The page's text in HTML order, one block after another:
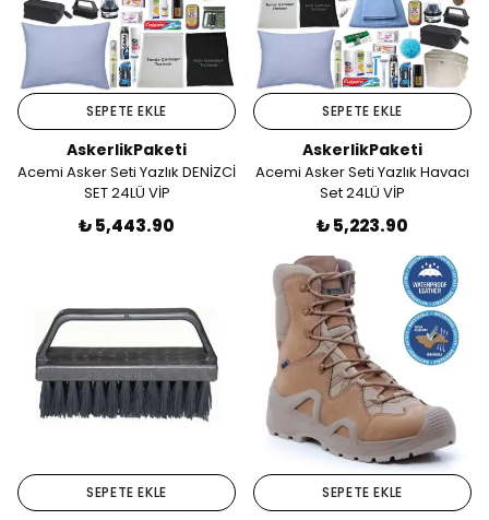
SEPETE EKLE
AskerlikPaketi
Acemi Asker Seti Yazlık DENİZCİ
SET 24LÜ VİP
₺ 5,443.90
SEPETE EKLE
AskerlikPaketi
Acemi Asker Seti Yazlık Havacı
Set 24LÜ VİP
₺ 5,223.90
SEPETE EKLE SEPETE EKLE